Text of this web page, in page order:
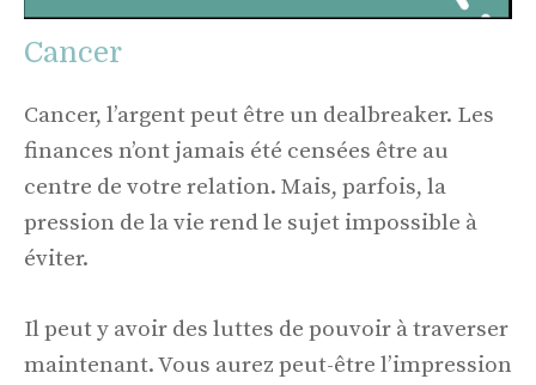
Cancer
Cancer, l’argent peut être un dealbreaker. Les
finances n’ont jamais été censées être au
centre de votre relation. Mais, parfois, la
pression de la vie rend le sujet impossible à
éviter.
Il peut y avoir des luttes de pouvoir à traverser
maintenant. Vous aurez peut-être l’impression